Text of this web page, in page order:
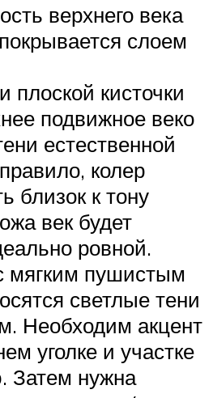
верхнего века
слоем
кисточки
подвижное веко
естественной
колер
близок к тону
век будет
ровной.
мягким пушистым
светлые тени
Необходим акцент
уголке и участке
Затем нужна